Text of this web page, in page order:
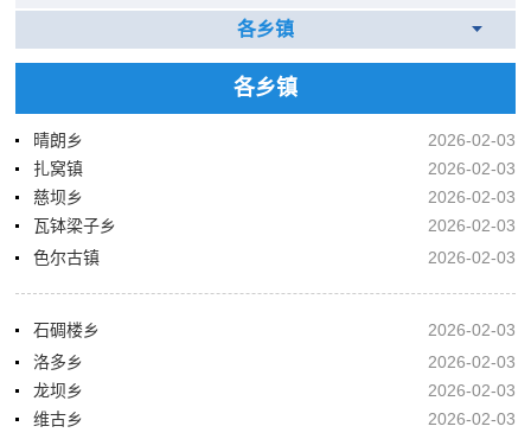
各乡镇
各乡镇
晴朗乡
2026-02-03
扎窝镇
2026-02-03
慈坝乡
2026-02-03
瓦钵梁子乡
2026-02-03
色尔古镇
2026-02-03
石碉楼乡
2026-02-03
洛多乡
2026-02-03
龙坝乡
2026-02-03
维古乡
2026-02-03